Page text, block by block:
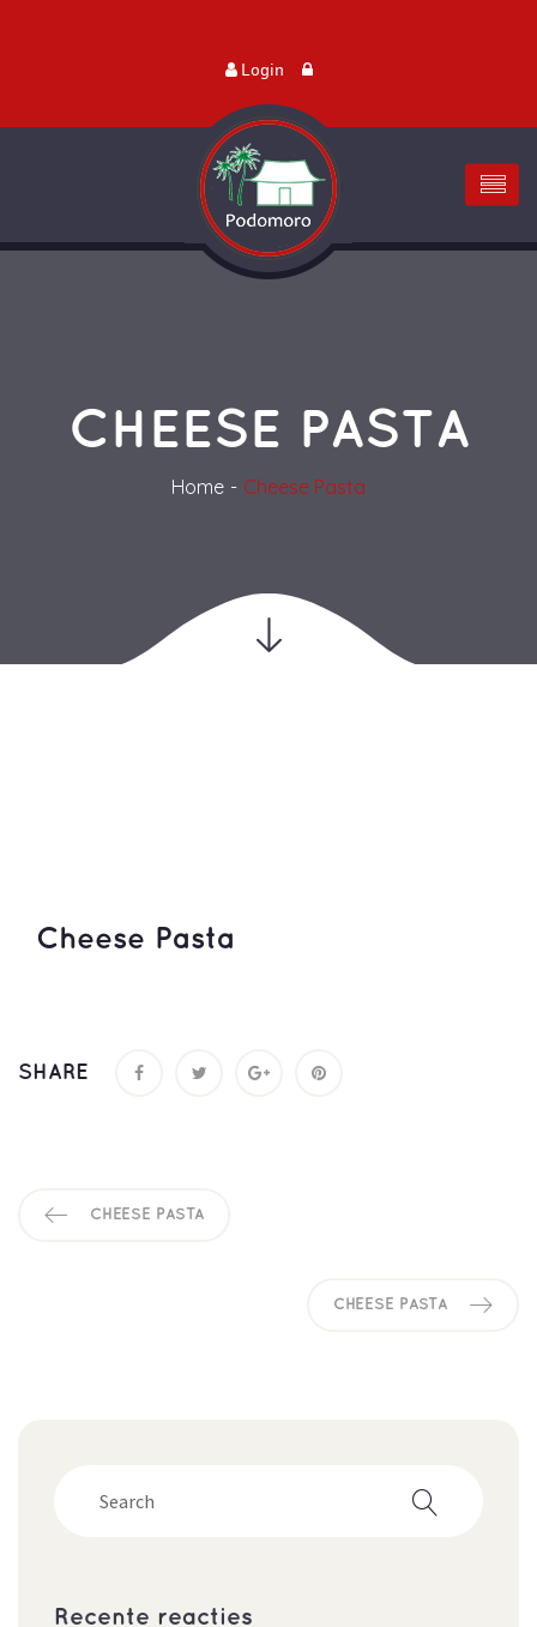
Login
CHEESE PASTA
Home Cheese Pasta
Cheese Pasta
SHARE
CHEESE PASTA
CHEESE PASTA
Recente reacties